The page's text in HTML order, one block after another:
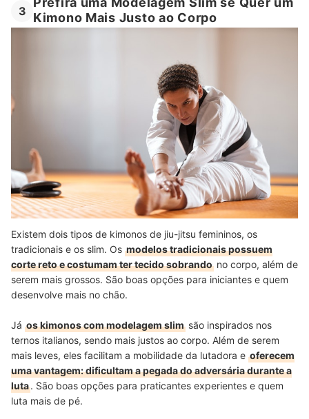
3 Kimono Mais Justo ao Corpo
Existem dois tipos de kimonos de jiu-jitsu femininos, os
tradicionais e os slim. Os modelos tradicionais possuem
corte reto e costumam ter tecido sobrando no corpo, além de
serem mais grossos. São boas opções para iniciantes e quem
desenvolve mais no chão.
Já os kimonos com modelagem slim são inspirados nos
ternos italianos, sendo mais justos ao corpo. Além de serem
mais leves, eles facilitam a mobilidade da lutadora e oferecem
uma vantagem: dificultam a pegada do adversária durante a
luta. São boas opções para praticantes experientes e quem
luta mais de pé.